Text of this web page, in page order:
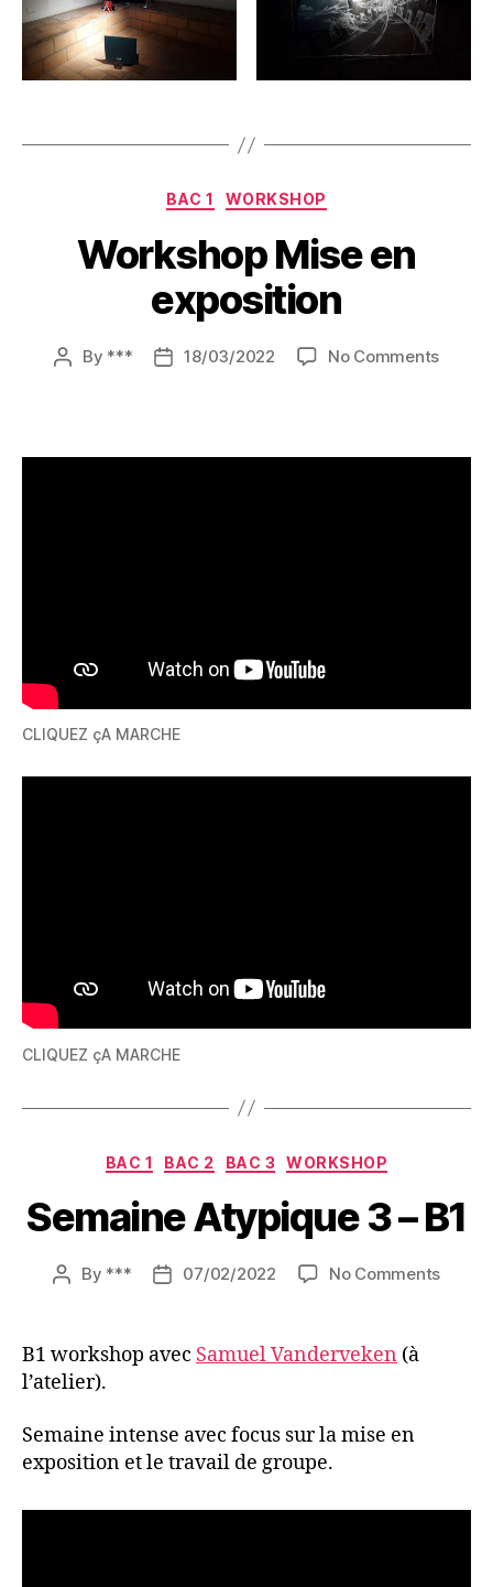
Categories
BAC 1 WORKSHOP
Workshop Mise en
exposition
Post
By ***
Post18/03/2022 No Commentson
CLIQUEZ çA MARCHE
CLIQUEZ çA MARCHE
Categories
BAC 1 BAC 2 BAC 3 WORKSHOP
Semaine Atypique 3 – B1
Post
By ***
Post07/02/2022 No Commentson
B1 workshop avec Samuel Vanderveken (à
l’atelier).
Semaine intense avec focus sur la mise en
exposition et le travail de groupe.